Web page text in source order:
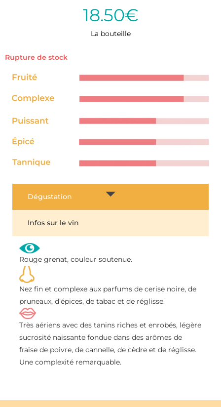
18.50€
La bouteille
Rupture de stock
Dégustation
Infos sur le vin
Rouge grenat, couleur soutenue.
Nez fin et complexe aux parfums de cerise noire, de
pruneaux, d’épices, de tabac et de réglisse.
Très aériens avec des tanins riches et enrobés, légère
sucrosité naissante fondue dans des arômes de
fraise de poivre, de cannelle, de cèdre et de réglisse.
Une complexité remarquable.